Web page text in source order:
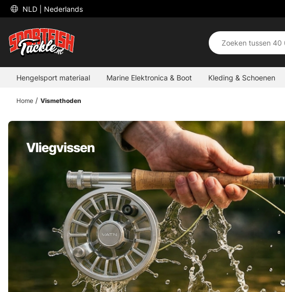
NLD | Nederlands
Hengelsport materiaal Marine Elektronica & Boot Kleding & Schoenen
Home Vismethoden
Vliegvissen